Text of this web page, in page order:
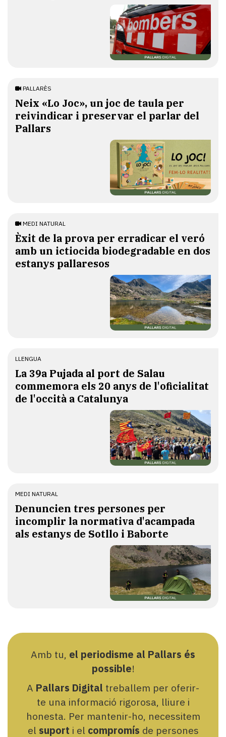
PALLARÈS
​Neix «Lo Joc», un joc de taula per
reivindicar i preservar el parlar del
Pallars
MEDI NATURAL
Èxit de la prova per erradicar el veró
amb un ictiocida biodegradable en dos
estanys pallaresos
LLENGUA
​La 39a Pujada al port de Salau
commemora els 20 anys de l'oficialitat
de l'occità a Catalunya
MEDI NATURAL
Denuncien tres persones per
incomplir la normativa d'acampada
als estanys de Sotllo i Baborte
Amb tu, el periodisme al Pallars és
possible!
A Pallars Digital treballem per oferir-
te una informació rigorosa, lliure i
honesta. Per mantenir-ho, necessitem
el suport i el compromís de persones